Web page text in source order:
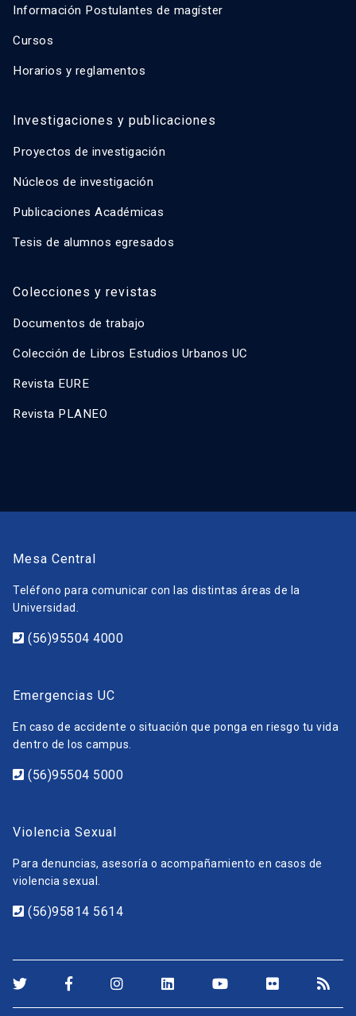
Información Postulantes de magíster
Cursos
Horarios y reglamentos
Investigaciones y publicaciones
Proyectos de investigación
Núcleos de investigación
Publicaciones Académicas
Tesis de alumnos egresados
Colecciones y revistas
Documentos de trabajo
Colección de Libros Estudios Urbanos UC
Revista EURE
Revista PLANEO
Mesa Central
Teléfono para comunicar con las distintas áreas de la
Universidad.
(56)95504 4000
Emergencias UC
En caso de accidente o situación que ponga en riesgo tu vida
dentro de los campus.
(56)95504 5000
Violencia Sexual
Para denuncias, asesoría o acompañamiento en casos de
violencia sexual.
(56)95814 5614